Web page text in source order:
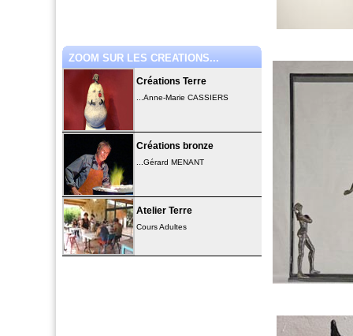
ZOOM SUR LES CREATIONS...
Créations Terre
...Anne-Marie CASSIERS
Créations bronze
...Gérard MENANT
Atelier Terre
Cours Adultes